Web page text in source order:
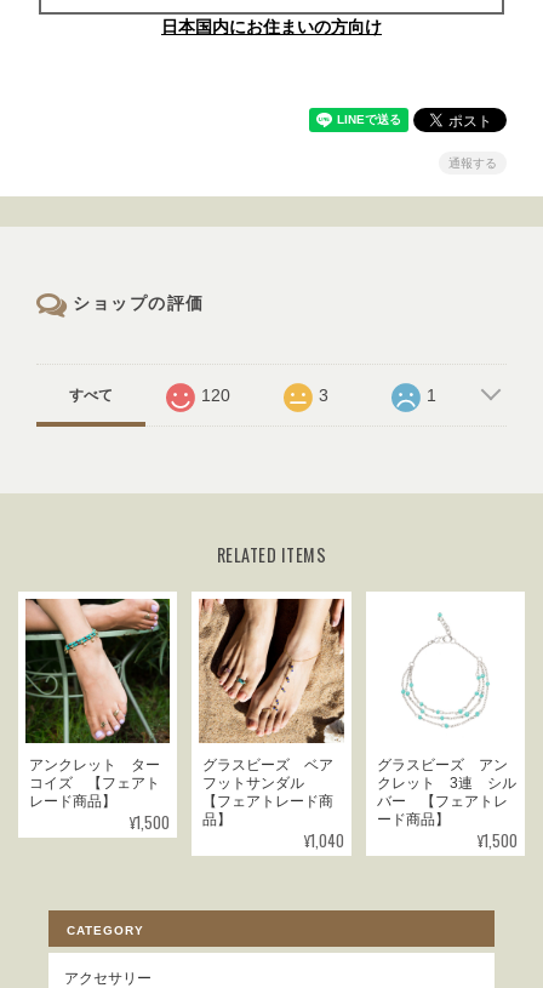
日本国内にお住まいの方向け
通報する
ショップの評価
すべて 120 3 1
RELATED ITEMS
アンクレット ター
コイズ 【フェアト
レード商品】
¥1,500
グラスビーズ ベア
フットサンダル
【フェアトレード商
品】
¥1,040
グラスビーズ アン
クレット 3連 シル
バー 【フェアトレ
ード商品】
¥1,500
CATEGORY
アクセサリー